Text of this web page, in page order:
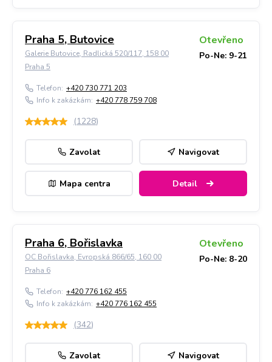
Praha 5, Butovice
Galerie Butovice, Radlická 520/117, 158 00
Praha 5
Otevřeno
Po-Ne: 9-21
Telefon: +420 730 771 203
Info k zakázkám: +420 778 759 708
(1228)
Zavolat Navigovat
Mapa centra Detail
Praha 6, Bořislavka
OC Bořislavka, Evropská 866/65, 160 00
Praha 6
Otevřeno
Po-Ne: 8-20
Telefon: +420 776 162 455
Info k zakázkám: +420 776 162 455
(342)
Zavolat Navigovat